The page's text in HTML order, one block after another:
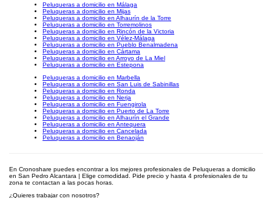
Peluqueras a domicilio en Málaga
Peluqueras a domicilio en Mijas
Peluqueras a domicilio en Alhaurín de la Torre
Peluqueras a domicilio en Torremolinos
Peluqueras a domicilio en Rincón de la Victoria
Peluqueras a domicilio en Vélez-Málaga
Peluqueras a domicilio en Pueblo Benalmadena
Peluqueras a domicilio en Cártama
Peluqueras a domicilio en Arroyo de La Miel
Peluqueras a domicilio en Estepona
Peluqueras a domicilio en Marbella
Peluqueras a domicilio en San Luis de Sabinillas
Peluqueras a domicilio en Ronda
Peluqueras a domicilio en Nerja
Peluqueras a domicilio en Fuengirola
Peluqueras a domicilio en Puerto de La Torre
Peluqueras a domicilio en Alhaurín el Grande
Peluqueras a domicilio en Antequera
Peluqueras a domicilio en Cancelada
Peluqueras a domicilio en Benaoján
En Cronoshare puedes encontrar a los mejores profesionales de Peluqueras a domicilio
en San Pedro Alcantara | Elige comodidad. Pide precio y hasta 4 profesionales de tu
zona te contactan a las pocas horas.
¿Quieres trabajar con nosotros?